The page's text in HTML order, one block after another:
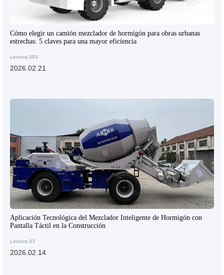
Cómo elegir un camión mezclador de hormigón para obras urbanas
estrechas: 5 claves para una mayor eficiencia
Lectura:393
2026.02.21
Aplicación Tecnológica del Mezclador Inteligente de Hormigón con
Pantalla Táctil en la Construcción
Lectura:33
2026.02.14